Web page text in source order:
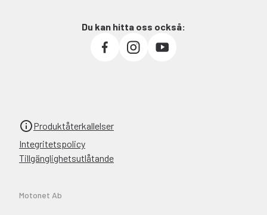
Du kan hitta oss också:
Produktåterkallelser
Integritetspolicy
Tillgänglighetsutlåtande
Motonet Ab